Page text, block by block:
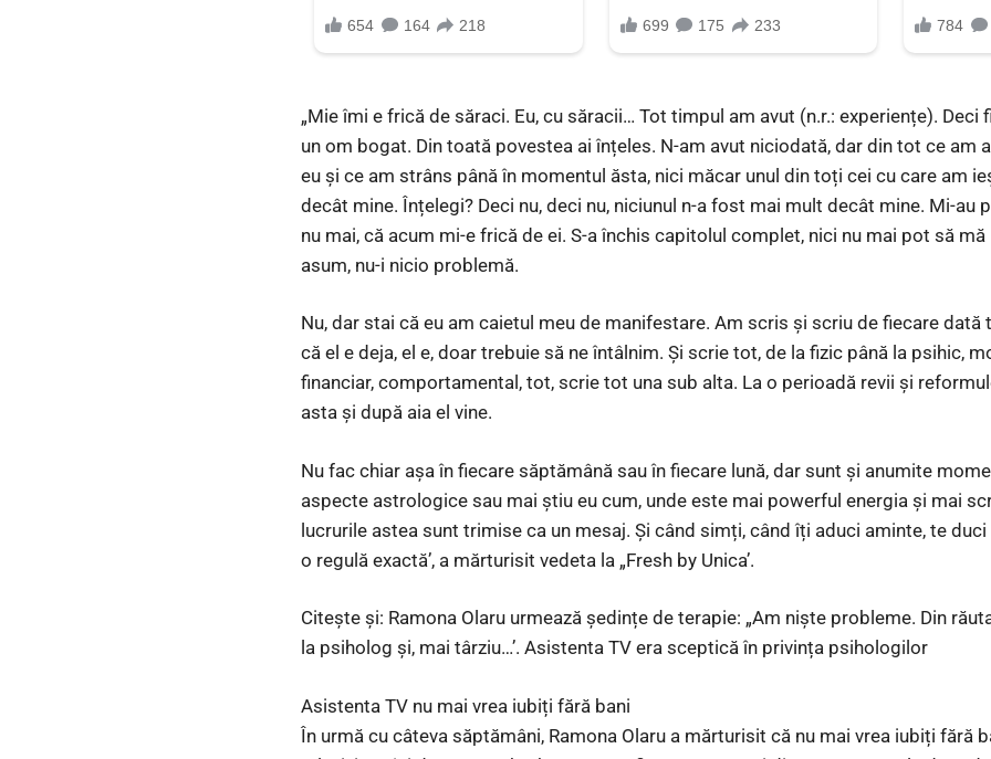
„Mie îmi e frică de săraci. Eu, cu săracii… Tot timpul am avut (n.r.: experiențe). Deci
un om bogat. Din toată povestea ai înțeles. N-am avut niciodată, dar din tot ce am
eu și ce am strâns până în momentul ăsta, nici măcar unul din toți cei cu care am
decât mine. Înțelegi? Deci nu, deci nu, niciunul n-a fost mai mult decât mine. Mi-au
nu mai, că acum mi-e frică de ei. S-a închis capitolul complet, nici nu mai pot să
asum, nu-i nicio problemă.
Nu, dar stai că eu am caietul meu de manifestare. Am scris și scriu de fiecare dată
că el e deja, el e, doar trebuie să ne întâlnim. Și scrie tot, de la fizic până la psihic,
financiar, comportamental, tot, scrie tot una sub alta. La o perioadă revii și
asta și după aia el vine.
Nu fac chiar așa în fiecare săptămână sau în fiecare lună, dar sunt și anumite
aspecte astrologice sau mai știu eu cum, unde este mai powerful energia și mai
lucrurile astea sunt trimise ca un mesaj. Și când simți, când îți aduci aminte, te
o regulă exactă’, a mărturisit vedeta la „Fresh by Unica’.
Citește și: Ramona Olaru urmează ședințe de terapie: „Am niște probleme. Din
la psiholog și, mai târziu…’. Asistenta TV era sceptică în privința psihologilor
Asistenta TV nu mai vrea iubiți fără bani
În urmă cu câteva săptămâni, Ramona Olaru a mărturisit că nu mai vrea iubiți fără